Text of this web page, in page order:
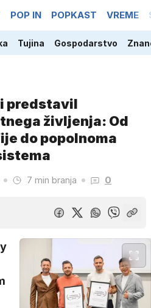
POP IN POPKAST VREME
Tujina Gospodarstvo
predstavil
življenja: Od
do popolnoma
7 min branja 0